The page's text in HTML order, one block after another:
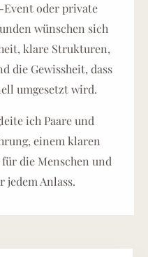
Event oder private
wünschen sich
klare Strukturen,
die Gewissheit, dass
umgesetzt wird.
ich Paare und
einem klaren
die Menschen und
jedem Anlass.